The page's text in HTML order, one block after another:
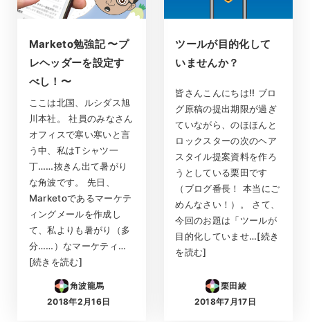
Marketo勉強記 〜プ
レヘッダーを設定す
べし！〜
ここは北国、ルシダス旭
川本社。 社員のみなさん
オフィスで寒い寒いと言
う中、私はTシャツ一
丁……抜きん出て暑がり
な角波です。 先日、
Marketoであるマーケテ
ィングメールを作成し
て、私よりも暑がり（多
分……）なマーケティ…
[続きを読む]
角波龍馬
投稿日
2018年2月16日
ツールが目的化して
いませんか？
皆さんこんにちは!! ブロ
グ原稿の提出期限が過ぎ
ていながら、のほほんと
ロックスターの次のヘア
スタイル提案資料を作ろ
うとしている栗田です
（ブログ番長！ 本当にご
めんなさい！）。 さて、
今回のお題は「ツールが
目的化していませ…[続き
を読む]
栗田綾
投稿日
2018年7月17日